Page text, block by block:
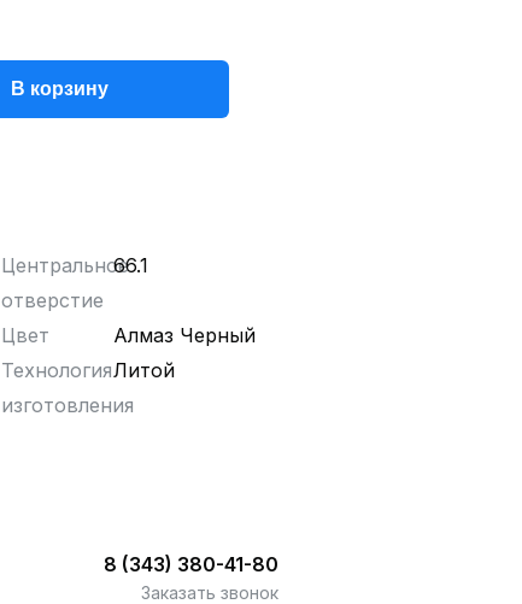
В корзину
Центральное
отверстие
66.1
Цвет
Алмаз Черный
Технология
изготовления
Литой
8 (343) 380-41-80
Заказать звонок